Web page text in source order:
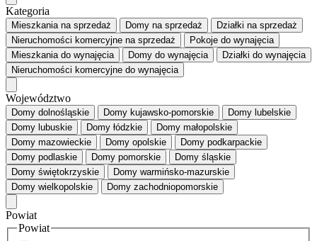
Kategoria
Mieszkaniana sprzedaż Domy na sprzedaż Działki na sprzedaż
Nieruchomości komercyjne na sprzedaż Pokoje do wynajęcia
Mieszkaniado wynajęcia Domy do wynajęcia Działki do wynajęcia
Nieruchomości komercyjne do wynajęcia
Województwo
Domy dolnośląskie Domy kujawsko-pomorskie
Domy lubelskie
Domy lubuskie
Domy łódzkie
Domy małopolskie
Domy mazowieckie
Domy opolskie
Domy podkarpackie
Domy podlaskie
Domy pomorskie
Domy śląskie
Domy świętokrzyskie
Domy warmińsko-mazurskie
Domy wielkopolskie
Domy zachodniopomorskie
Powiat
Powiat